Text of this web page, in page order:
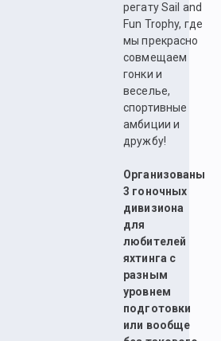
регату Sail and
Fun Trophy, где
мы прекрасно
совмещаем
гонки и
веселье,
спортивные
амбиции и
дружбу!
Организованы
3 гоночных
дивизиона
для
любителей
яхтинга с
разным
уровнем
подготовки
или вообще